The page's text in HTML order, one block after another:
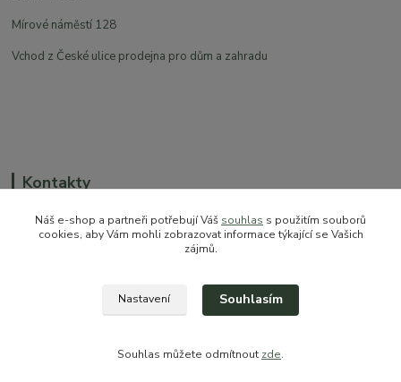
Mírové náměstí 128
Vchod z České ulice prodejna pro dům a zahradu
Kontakty
sales@prokytky.cz
Náš e-shop a partneři potřebují Váš souhlas s použitím souborů
cookies, aby Vám mohli zobrazovat informace týkající se Vašich
zájmů.
Nastavení Souhlasím
Souhlas můžete odmítnout zde.